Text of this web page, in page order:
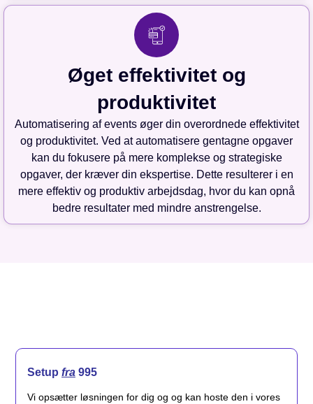
Øget effektivitet og
produktivitet
Automatisering af events øger din overordnede effektivitet
og produktivitet. Ved at automatisere gentagne opgaver
kan du fokusere på mere komplekse og strategiske
opgaver, der kræver din ekspertise. Dette resulterer i en
mere effektiv og produktiv arbejdsdag, hvor du kan opnå
bedre resultater med mindre anstrengelse.
Setup fra 995
Vi opsætter løsningen for dig og og kan hoste den i vores